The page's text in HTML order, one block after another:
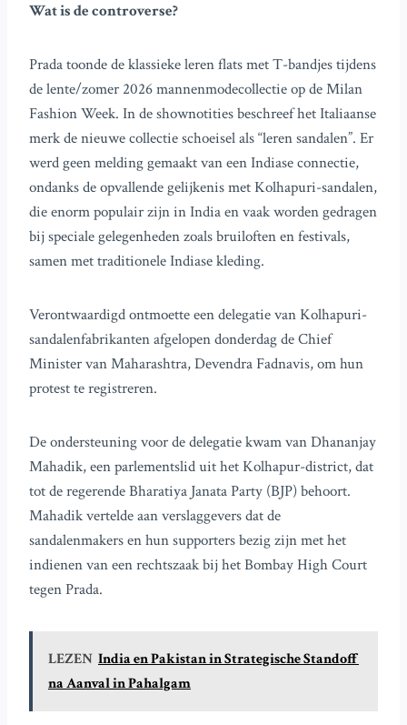
Wat is de controverse?
Prada toonde de klassieke leren flats met T-bandjes tijdens
de lente/zomer 2026 mannenmodecollectie op de Milan
Fashion Week. In de shownotities beschreef het Italiaanse
merk de nieuwe collectie schoeisel als “leren sandalen”. Er
werd geen melding gemaakt van een Indiase connectie,
ondanks de opvallende gelijkenis met Kolhapuri-sandalen,
die enorm populair zijn in India en vaak worden gedragen
bij speciale gelegenheden zoals bruiloften en festivals,
samen met traditionele Indiase kleding.
Verontwaardigd ontmoette een delegatie van Kolhapuri-
sandalenfabrikanten afgelopen donderdag de Chief
Minister van Maharashtra, Devendra Fadnavis, om hun
protest te registreren.
De ondersteuning voor de delegatie kwam van Dhananjay
Mahadik, een parlementslid uit het Kolhapur-district, dat
tot de regerende Bharatiya Janata Party (BJP) behoort.
Mahadik vertelde aan verslaggevers dat de
sandalenmakers en hun supporters bezig zijn met het
indienen van een rechtszaak bij het Bombay High Court
tegen Prada.
LEZEN India en Pakistan in Strategische Standoff
na Aanval in Pahalgam